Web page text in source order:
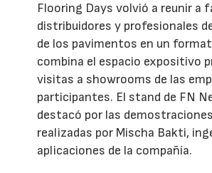
Flooring Days volvió a reunir a
distribuidores y profesionales
de los pavimentos en un
combina el espacio expositivo
visitas a showrooms de las
participantes. El stand de FN
destacó por las
realizadas por Mischa Bakti,
aplicaciones de la compañía.